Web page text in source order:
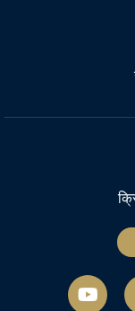
यू
ट्यू